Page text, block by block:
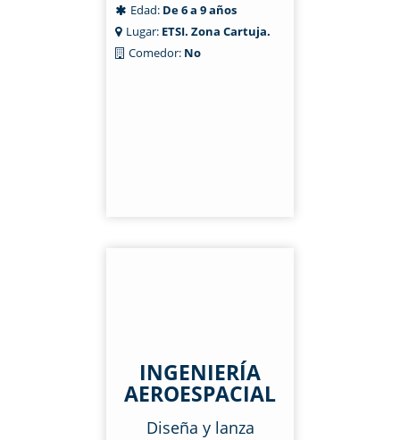
Edad: De 6 a 9 años
Lugar: ETSI. Zona Cartuja.
Comedor: No
INGENIERÍA
AEROESPACIAL
Diseña y lanza